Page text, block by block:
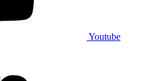
Youtube